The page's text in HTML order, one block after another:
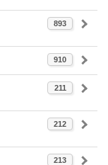
893
910
211
212
213